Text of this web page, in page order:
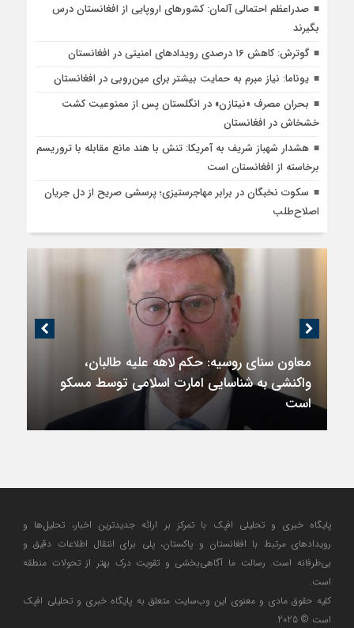
صدراعظم احتمالی آلمان: کشورهای اروپایی از افغانستان درس
بگیرند
گوترش: کاهش ۱۶ درصدی رویدادهای امنیتی در افغانستان
یوناما: نیاز مبرم به حمایت بیشتر برای مین‌روبی در افغانستان
بحران مصرف «نیتازن» در انگلستان پس از ممنوعیت کشت
خشخاش در افغانستان
هشدار شهباز شریف به آمریکا: تنش با هند مانع مقابله با تروریسم
برخاسته از افغانستان است
سکوت نخبگان در برابر مهاجرستیزی؛ پرسشی صریح از دل جریان
اصلاح‌طلب
معاون سنای روسیه: حکم لاهه علیه طالبان،
واکنشی به شناسایی امارت اسلامی توسط مسکو
است
پایگاه خبری و تحلیلی افپک با تمرکز بر ارائه جدیدترین اخبار، تحلیل‌ها و
رویدادهای مرتبط با افغانستان و پاکستان، پلی برای انتقال اطلاعات دقیق و
بی‌طرفانه است. رسالت ما آگاهی‌بخشی و تقویت درک بهتر از تحولات منطقه
است.
کلیه حقوق مادی و معنوی این وب‌سایت متعلق به پایگاه خبری و تحلیلی افپک
است © 2025.